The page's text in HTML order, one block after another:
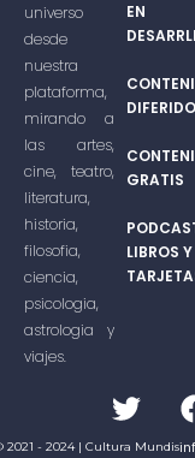
universo
desde
nuestra
plataforma,
mirando a
las artes,
cine, teatro,
literatura,
historia,
filosofia,
ciencia,
psicologia,
astrologia y
viajes.
EN
DIFERIDO
GRATIS
LIBROS Y
2021 - 2024 | Cultura Mundis